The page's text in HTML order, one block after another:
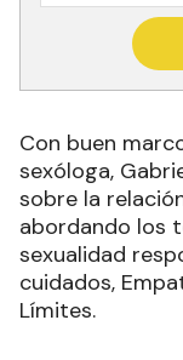
Con buen
sexóloga,
sobre la
abordando los
sexualidad
cuidados,
Límites.